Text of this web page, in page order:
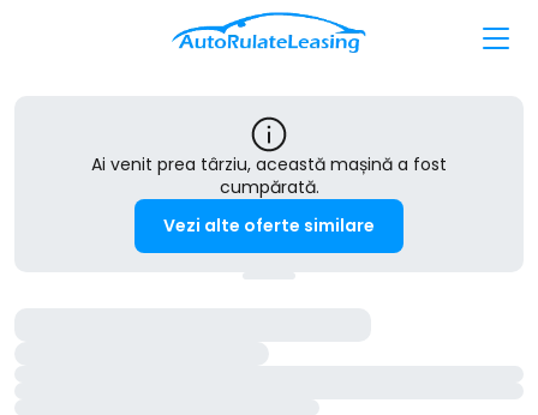
Ai venit prea târziu, această mașină a fost
cumpărată.
Vezi alte oferte similare